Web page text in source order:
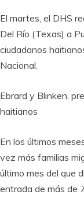
El martes, el DHS
Del Río (Texas) a
ciudadanos
Nacional.
Ebrard y Blinken,
haitianos
En los últimos
vez más familias
último mes del que
entrada de más de